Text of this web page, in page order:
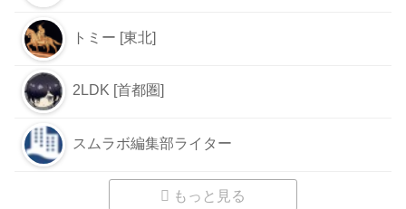
トミー [東北]
2LDK [首都圏]
スムラボ編集部ライター
もっと見る